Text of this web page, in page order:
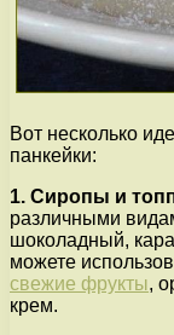
Вот несколько
панкейки:
1. Сиропы и
различными
шоколадный,
можете
свежие фрукты,
крем.